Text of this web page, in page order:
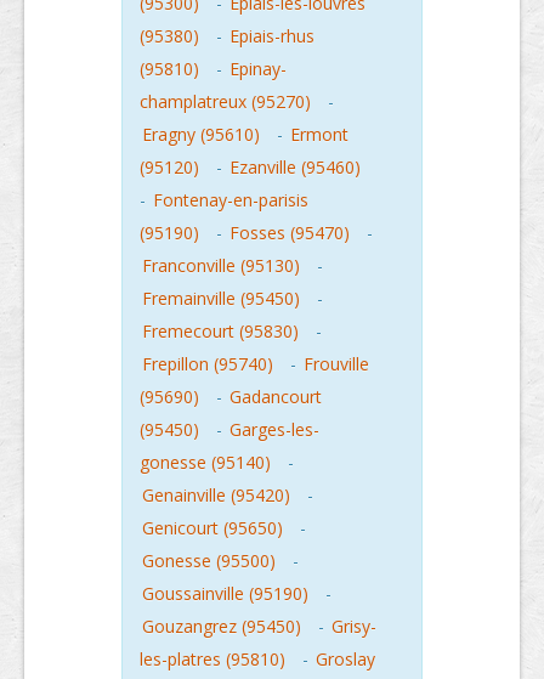
(95380)
- Epiais-rhus
(95810)
- Epinay-
champlatreux (95270)
-
Eragny (95610)
- Ermont
(95120)
- Ezanville (95460)
- Fontenay-en-parisis
(95190)
- Fosses (95470)
-
Franconville (95130)
-
Fremainville (95450)
-
Fremecourt (95830)
-
Frepillon (95740)
- Frouville
(95690)
- Gadancourt
(95450)
- Garges-les-
gonesse (95140)
-
Genainville (95420)
-
Genicourt (95650)
-
Gonesse (95500)
-
Goussainville (95190)
-
Gouzangrez (95450)
- Grisy-
les-platres (95810)
- Groslay